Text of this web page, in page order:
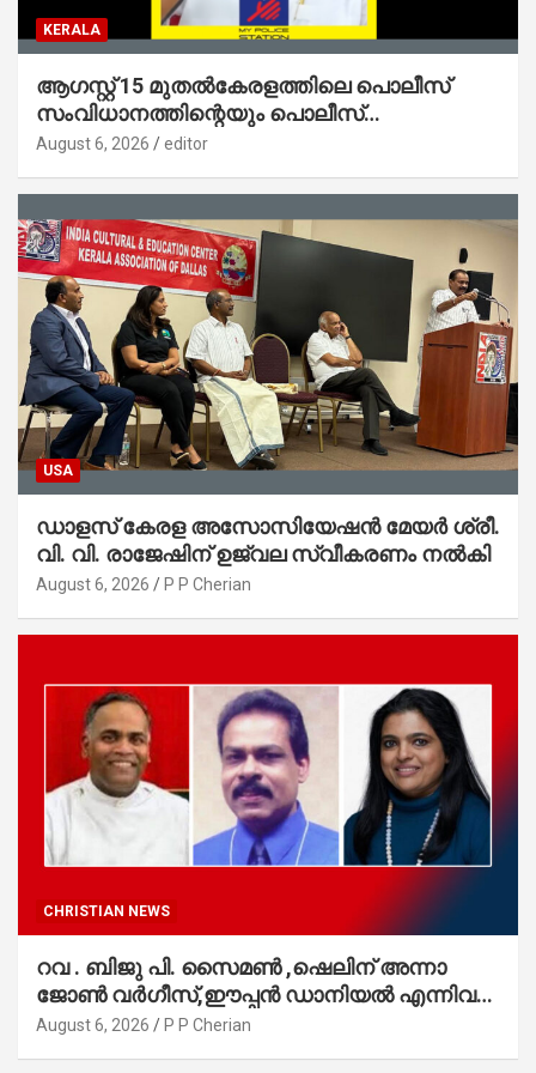
KERALA
ആഗസ്റ്റ് 15 മുതല്‍കേരളത്തിലെ പൊലീസ്
സംവിധാനത്തിന്റെയും പൊലീസ്
സ്റ്റേഷനുകളുടെയും മുഖഛായ മാറുകയാണ് :
August 6, 2026 editor
USA
ഡാളസ് കേരള അസോസിയേഷൻ മേയർ ശ്രീ.
വി. വി. രാജേഷിന് ഉജ്വല സ്വീകരണം നൽകി
August 6, 2026 P P Cherian
CHRISTIAN NEWS
റവ . ബിജു പി. സൈമൺ ,ഷെലിന് അന്നാ
ജോൺ വർഗീസ്,ഈപ്പൻ ഡാനിയൽ എന്നിവർ
മാർത്തോമാ സഭാ കൗൺസിലിലേക്കു
August 6, 2026 P P Cherian